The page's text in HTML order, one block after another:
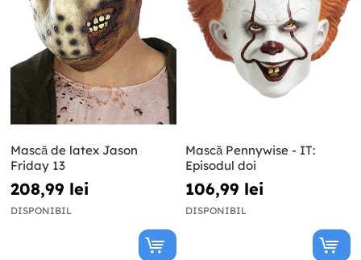
Mască de latex Jason
Friday 13
208,99 lei
DISPONIBIL
Mască Pennywise - IT:
Episodul doi
106,99 lei
DISPONIBIL